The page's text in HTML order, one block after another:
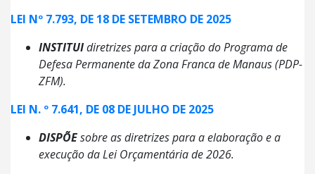
LEI Nº 7.793, DE 18 DE SETEMBRO DE 2025
INSTITUIdiretrizes para a criação do Programa de
Defesa Permanente da Zona Franca de Manaus (PDP-
ZFM).
LEI N. º 7.641, DE 08 DE JULHO DE 2025
DISPÕEsobre as diretrizes para a elaboração e a
execução da Lei Orçamentária de 2026.